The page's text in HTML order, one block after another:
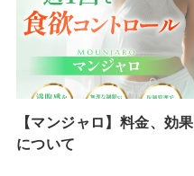
【マンジャロ】料金、効果
について